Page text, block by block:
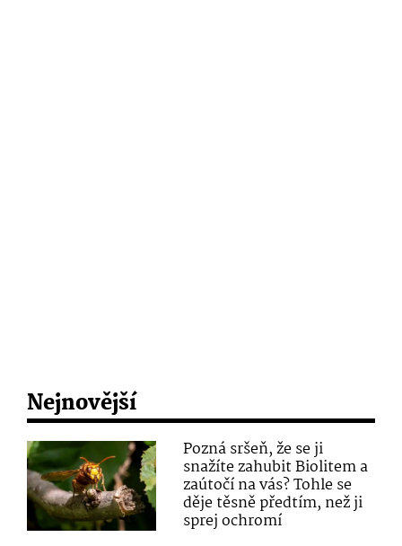
Nejnovější
Pozná sršeň, že se ji
snažíte zahubit Biolitem a
zaútočí na vás? Tohle se
děje těsně předtím, než ji
sprej ochromí